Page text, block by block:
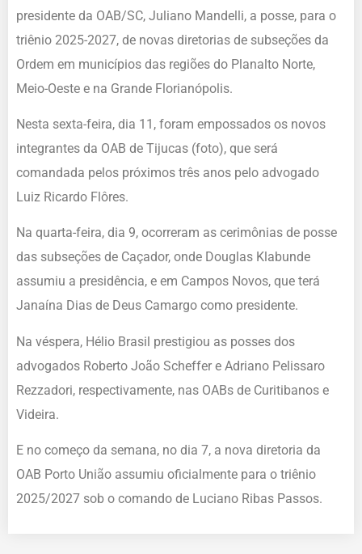
presidente da OAB/SC, Juliano Mandelli, a posse, para o
triênio 2025-2027, de novas diretorias de subseções da
Ordem em municípios das regiões do Planalto Norte,
Meio-Oeste e na Grande Florianópolis.
Nesta sexta-feira, dia 11, foram empossados os novos
integrantes da OAB de Tijucas (foto), que será
comandada pelos próximos três anos pelo advogado
Luiz Ricardo Flôres.
Na quarta-feira, dia 9, ocorreram as cerimônias de posse
das subseções de Caçador, onde Douglas Klabunde
assumiu a presidência, e em Campos Novos, que terá
Janaína Dias de Deus Camargo como presidente.
Na véspera, Hélio Brasil prestigiou as posses dos
advogados Roberto João Scheffer e Adriano Pelissaro
Rezzadori, respectivamente, nas OABs de Curitibanos e
Videira.
E no começo da semana, no dia 7, a nova diretoria da
OAB Porto União assumiu oficialmente para o triênio
2025/2027 sob o comando de Luciano Ribas Passos.